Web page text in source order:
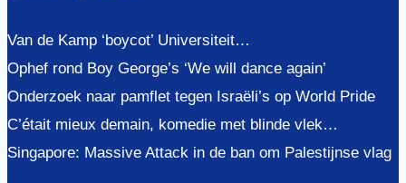
Van de Kamp ‘boycot’ Universiteit…
Ophef rond Boy George’s ‘We will dance again’
Onderzoek naar pamflet tegen Israëli’s op World Pride
C’était mieux demain, komedie met blinde vlek…
Singapore: Massive Attack in de ban om Palestijnse vlag